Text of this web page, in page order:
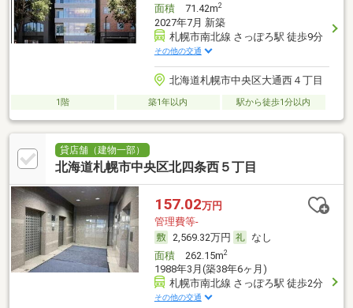
面積71.42m2
2027年7月 新築
札幌市南北線 さっぽろ駅 徒歩9分
その他の交通
北海道札幌市中央区大通西４丁目
1階 築1年以内 駅から徒歩1分以内
貸店舗（建物一部）
北海道札幌市中央区北四条西５丁目
157.02万円
管理費等-
2,569.32万円
なし
面積262.15m2
1988年3月(築38年6ヶ月)
札幌市南北線 さっぽろ駅 徒歩2分
その他の交通